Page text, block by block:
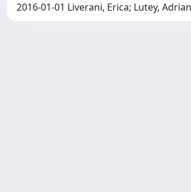
2016-01-01 Liverani, Erica; Lutey,